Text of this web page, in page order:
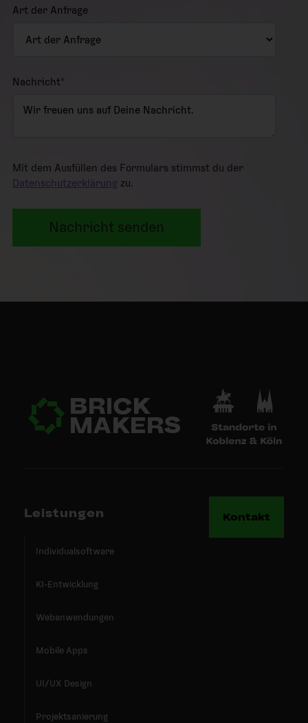
Art der Anfrage
Nachricht*
Mit dem Ausfüllen des Formulars stimmst du der
Datenschutzerklärung zu.
Leistungen
Individualsoftware
KI-Entwicklung
Webanwendungen
Mobile Apps
UI/UX Design
Projektsanierung
Kontakt